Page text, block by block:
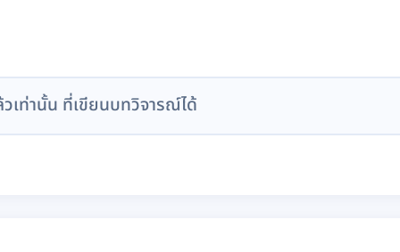
เท่านั้น ที่เขียนบทวิจารณ์ได้